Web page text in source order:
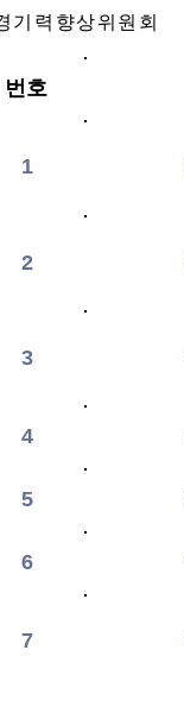
기력향상위원회
번호
1
2
3
4
5
6
7